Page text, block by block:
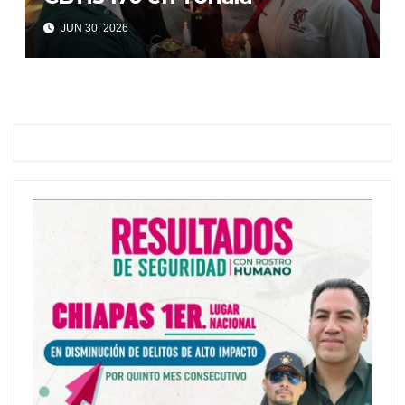
JUN 30, 2026